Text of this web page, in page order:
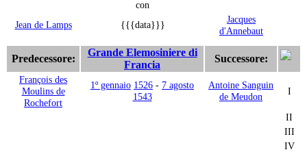
con
Jean de Lamps
{{{data}}}
Jacques
d'Annebaut
Predecessore:
Grande Elemosiniere di
Francia
Successore:
François des
Moulins de
Rochefort
1º gennaio 1526 - 7 agosto
1543
Antoine Sanguin
de Meudon
I
II
III
IV